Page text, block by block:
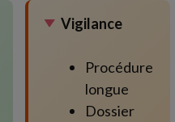
Vigilance
Procédure
longue
Dossier